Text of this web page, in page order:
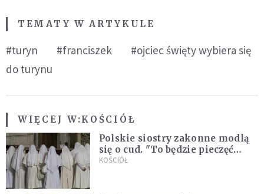
TEMATY W ARTYKULE
#turyn #franciszek
#ojciec święty wybiera się
do turynu
WIĘCEJ W:KOŚCIÓŁ
Polskie siostry zakonne modlą
się o cud. "To będzie pieczęć
Pana Boga dla naszej wiary"
KOŚCIÓŁ